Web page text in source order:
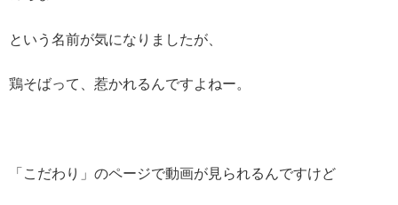
という名前が気になりましたが、
鶏そばって、惹かれるんですよねー。
「こだわり」のページで動画が見られるんですけど